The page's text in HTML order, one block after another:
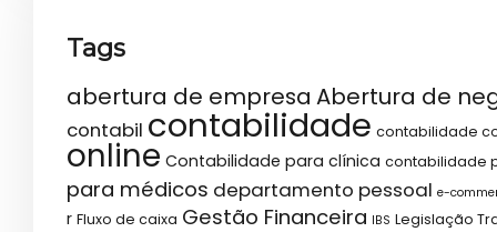
Tags
abertura de empresa Abertura de
contabil contabilidade contabilidade
online Contabilidade para clínica contabilidade
para médicos departamento pessoal e-
r Fluxo de caixa Gestão Financeira IBS Legislação